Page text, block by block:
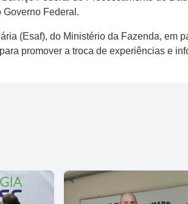
Governo Federal.
(Esaf), do Ministério da Fazenda, em
promover a troca de experiências e